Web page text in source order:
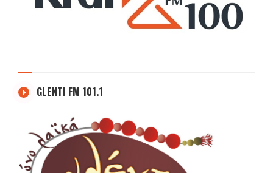
GLENTI FM 101.1